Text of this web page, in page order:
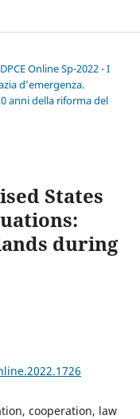
Online Sp-2022 - I
d’emergenza.
anni della riforma del
States
during
cooperation, law